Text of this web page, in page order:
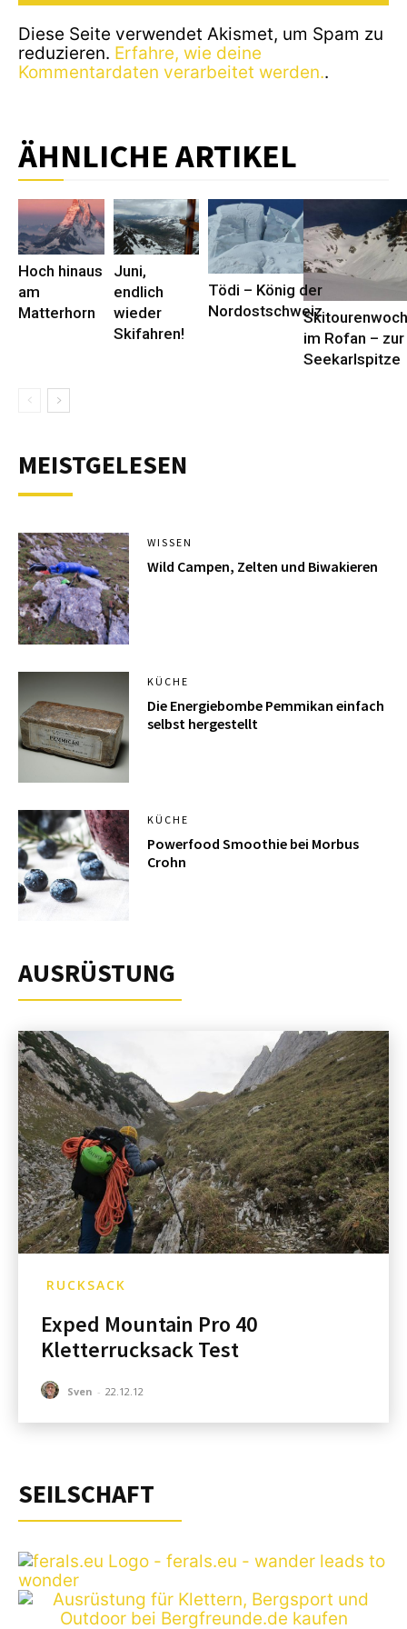
Diese Seite verwendet Akismet, um Spam zu
reduzieren. Erfahre, wie deine
Kommentardaten verarbeitet werden..
ÄHNLICHE ARTIKEL
Hoch hinaus
am
Matterhorn
Juni,
endlich
wieder
Skifahren!
Tödi – König der
Nordostschweiz
im Rofan – zur
Seekarlspitze
MEISTGELESEN
WISSEN
Wild Campen, Zelten und Biwakieren
KÜCHE
Die Energiebombe Pemmikan einfach
selbst hergestellt
KÜCHE
Powerfood Smoothie bei Morbus
Crohn
AUSRÜSTUNG
RUCKSACK
Exped Mountain Pro 40
Kletterrucksack Test
Sven - 22.12.12
SEILSCHAFT